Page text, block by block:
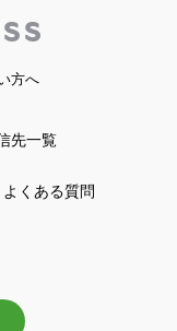
方へ
先一覧
よくある質問